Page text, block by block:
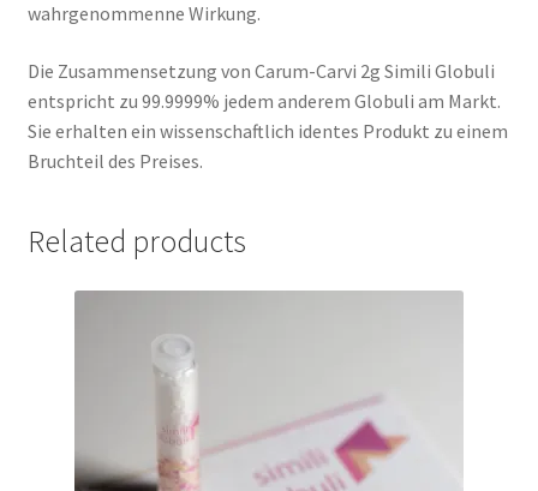
wahrgenommenne Wirkung.
Die Zusammensetzung von Carum-Carvi 2g Simili Globuli
entspricht zu 99.9999% jedem anderem Globuli am Markt.
Sie erhalten ein wissenschaftlich identes Produkt zu einem
Bruchteil des Preises.
Related products